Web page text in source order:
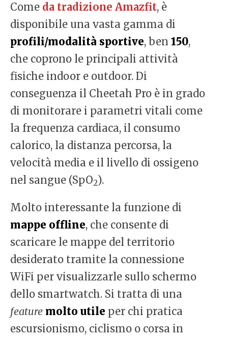
Come da tradizione Amazfit, è
disponibile una vasta gamma di
profili/modalità sportive, ben 150,
che coprono le principali attività
fisiche indoor e outdoor. Di
conseguenza il Cheetah Pro è in grado
di monitorare i parametri vitali come
la frequenza cardiaca, il consumo
calorico, la distanza percorsa, la
velocità media e il livello di ossigeno
nel sangue (SpO2).
Molto interessante la funzione di
mappe offline, che consente di
scaricare le mappe del territorio
desiderato tramite la connessione
WiFi per visualizzarle sullo schermo
dello smartwatch. Si tratta di una
feature molto utile per chi pratica
escursionismo, ciclismo o corsa in